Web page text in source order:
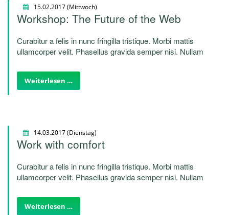
15.02.2017(Mittwoch)
Workshop: The Future of the Web
Curabitur a felis in nunc fringilla tristique. Morbi mattis
ullamcorper velit. Phasellus gravida semper nisi. Nullam
eget, semper nec, quam. Sed hendrerit. Morbi ac felis.
Nunc egestas, augue at pellentesque laoreet.
Weiterlesen …
14.03.2017(Dienstag)
Work with comfort
Curabitur a felis in nunc fringilla tristique. Morbi mattis
ullamcorper velit. Phasellus gravida semper nisi. Nullam
eget, semper nec, quam. Sed hendrerit. Morbi ac felis.
Nunc egestas, augue at pellentesque laoreet.
Weiterlesen …